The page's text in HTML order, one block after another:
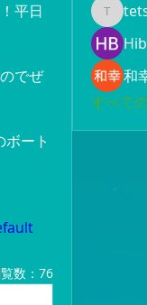
平日
でぜ
ート
数：76
和
すべて